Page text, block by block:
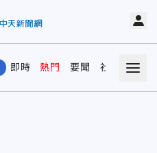
即時 熱門 要聞 社會 娛樂